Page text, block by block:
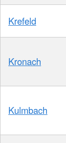
Krefeld
Kronach
Kulmbach